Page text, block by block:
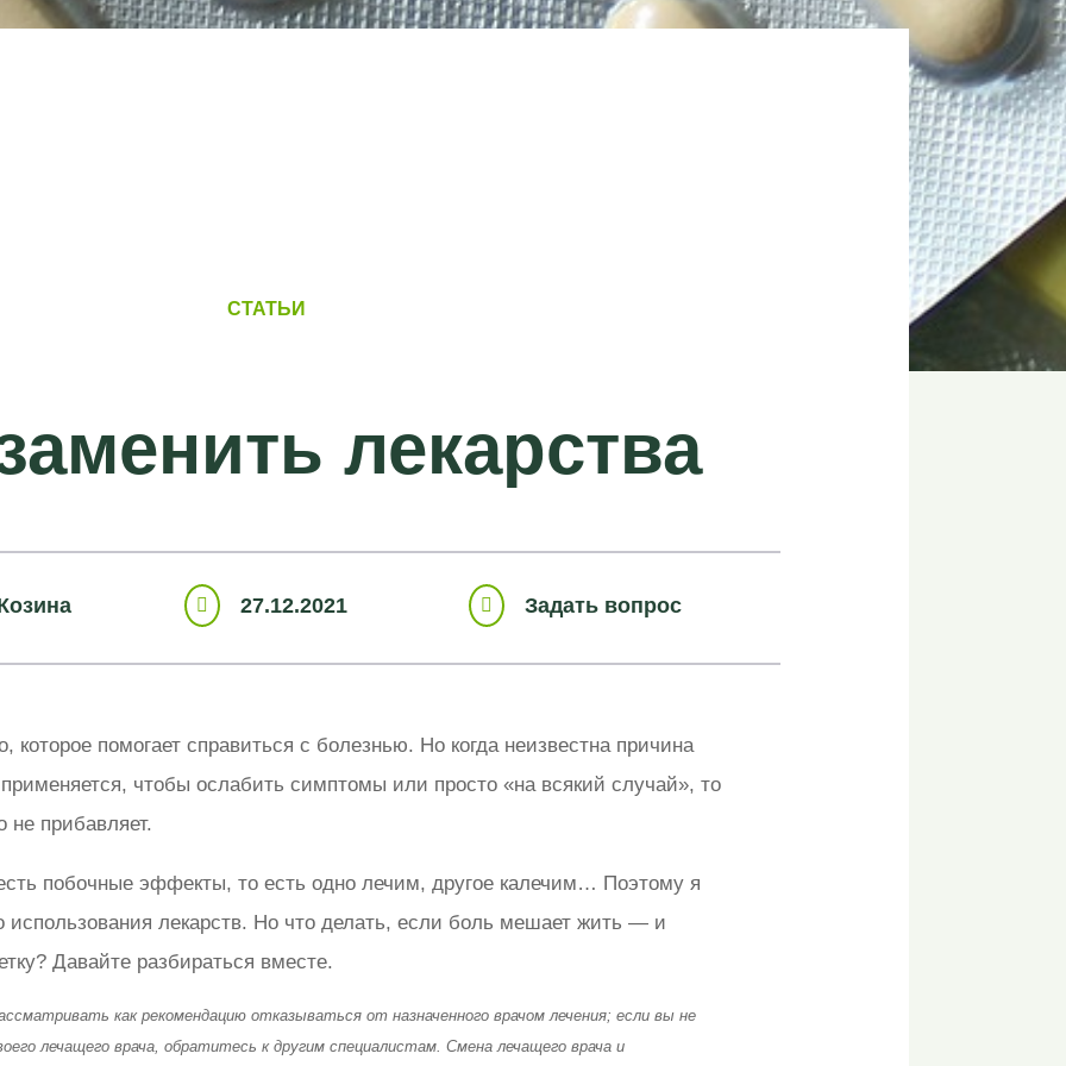
СТАТЬИ
лекарства
 27.12.2021  Задать вопрос
которое помогает справиться с болезнью. Но когда неизвестна причина
чтобы ослабить симптомы или просто «на всякий случай», то
не прибавляет.
побочные эффекты, то есть одно лечим, другое калечим… Поэтому я
использования лекарств. Но что делать, если боль мешает жить — и
Давайте разбираться вместе.
как рекомендацию отказываться от назначенного врачом лечения; если вы не
лечащего врача, обратитесь к другим специалистам. Смена лечащего врача и